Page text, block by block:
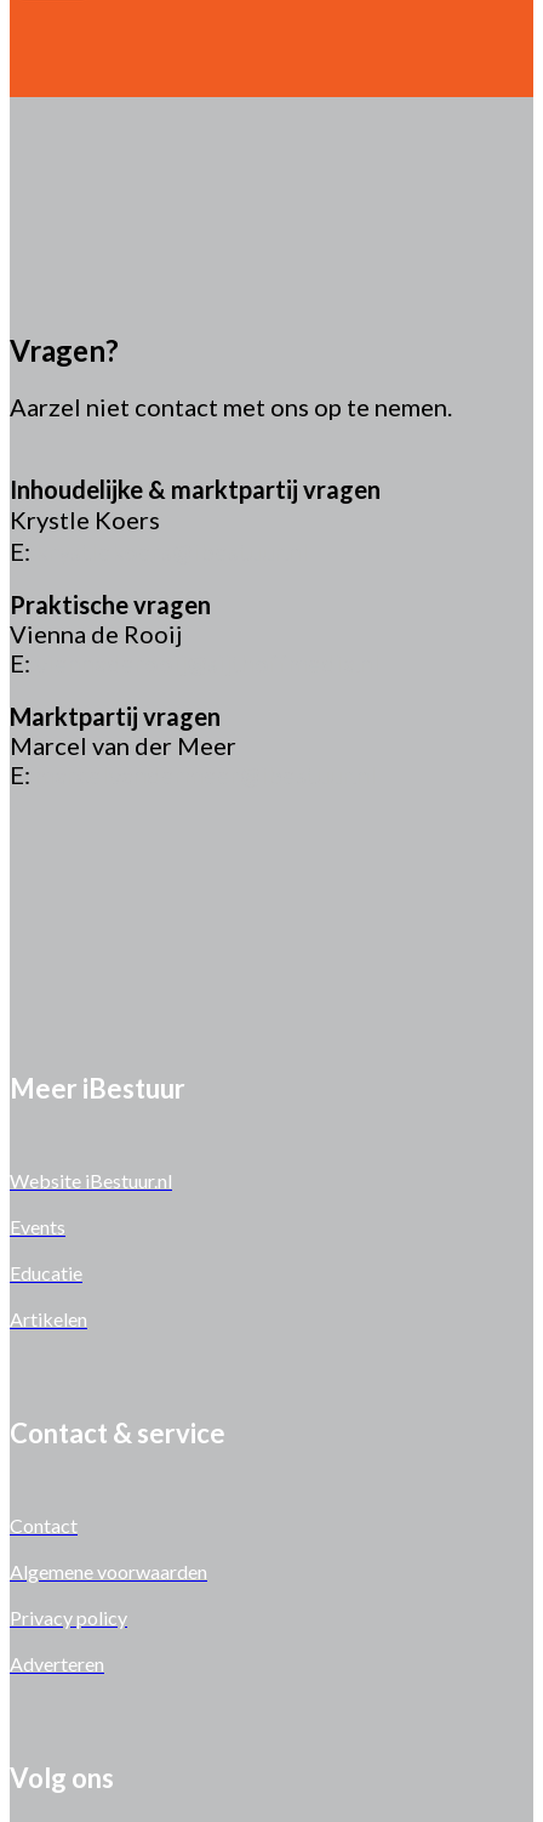
Vragen?
Aarzel niet contact met ons op te nemen.
Inhoudelijke & marktpartij vragen
Krystle Koers
E:
Praktische vragen
Vienna de Rooij
E:
Marktpartij vragen
Marcel van der Meer
E:
Meer iBestuur
Website iBestuur.nl
Events
Educatie
Artikelen
Contact & service
Contact
Algemene voorwaarden
Privacy policy
Adverteren
Volg ons